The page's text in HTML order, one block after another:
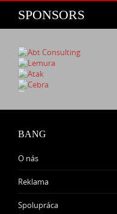
SPONSORS
BANG
O nás
Reklama
Spolupráca